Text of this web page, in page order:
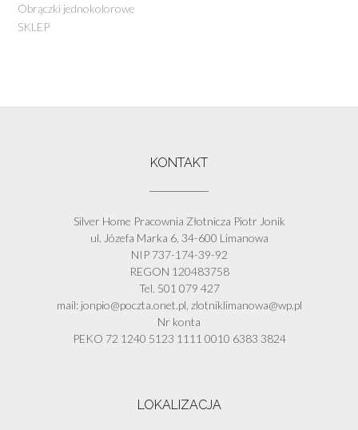
Obrączki jednokolorowe
SKLEP
KONTAKT
Silver Home Pracownia Złotnicza Piotr Jonik
ul. Józefa Marka 6, 34-600 Limanowa
NIP 737-174-39-92
REGON 120483758
Tel. 501 079 427
mail: jonpio@poczta.onet.pl, zlotniklimanowa@wp.pl
Nr konta
PEKO 72 1240 5123 1111 0010 6383 3824
LOKALIZACJA